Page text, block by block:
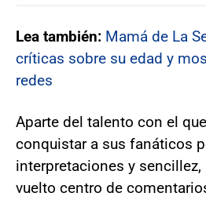
Lea también: Mamá de La
críticas sobre su edad y
redes
Aparte del talento con el
conquistar a sus fanáticos
interpretaciones y sencillez,
vuelto centro de